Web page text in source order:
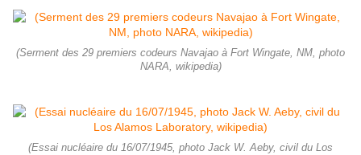
(Serment des 29 premiers codeurs Navajao à Fort Wingate, NM, photo
NARA, wikipedia)
(Essai nucléaire du 16/07/1945, photo Jack W. Aeby, civil du Los